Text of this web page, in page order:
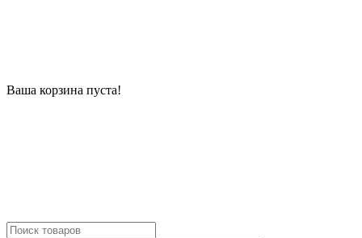
Ваша корзина пуста!